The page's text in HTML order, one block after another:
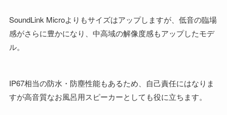
SoundLink Microよりもサイズはアップしますが、低音の臨場
感がさらに豊かになり、中高域の解像度感もアップしたモデ
ル。
IP67相当の防水・防塵性能もあるため、自己責任にはなりま
すが高音質なお風呂用スピーカーとしても役に立ちます。